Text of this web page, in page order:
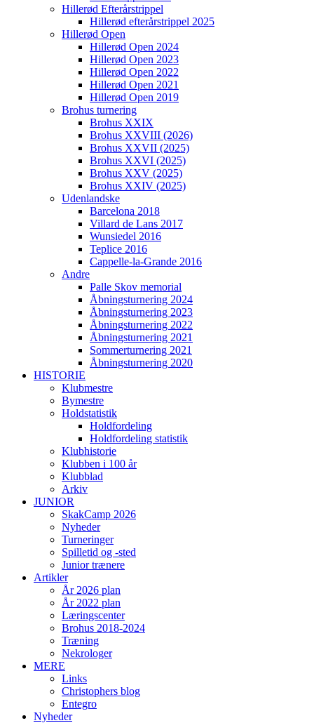
Hillerød Efterårstrippel
Hillerød efterårstrippel 2025
Hillerød Open
Hillerød Open 2024
Hillerød Open 2023
Hillerød Open 2022
Hillerød Open 2021
Hillerød Open 2019
Brohus turnering
Brohus XXIX
Brohus XXVIII (2026)
Brohus XXVII (2025)
Brohus XXVI (2025)
Brohus XXV (2025)
Brohus XXIV (2025)
Udenlandske
Barcelona 2018
Villard de Lans 2017
Wunsiedel 2016
Teplice 2016
Cappelle-la-Grande 2016
Andre
Palle Skov memorial
Åbningsturnering 2024
Åbningsturnering 2023
Åbningsturnering 2022
Åbningsturnering 2021
Sommerturnering 2021
Åbningsturnering 2020
HISTORIE
Klubmestre
Bymestre
Holdstatistik
Holdfordeling
Holdfordeling statistik
Klubhistorie
Klubben i 100 år
Klubblad
Arkiv
JUNIOR
SkakCamp 2026
Nyheder
Turneringer
Spilletid og -sted
Junior trænere
Artikler
År 2026 plan
År 2022 plan
Læringscenter
Brohus 2018-2024
Træning
Nekrologer
MERE
Links
Christophers blog
Entegro
Nyheder